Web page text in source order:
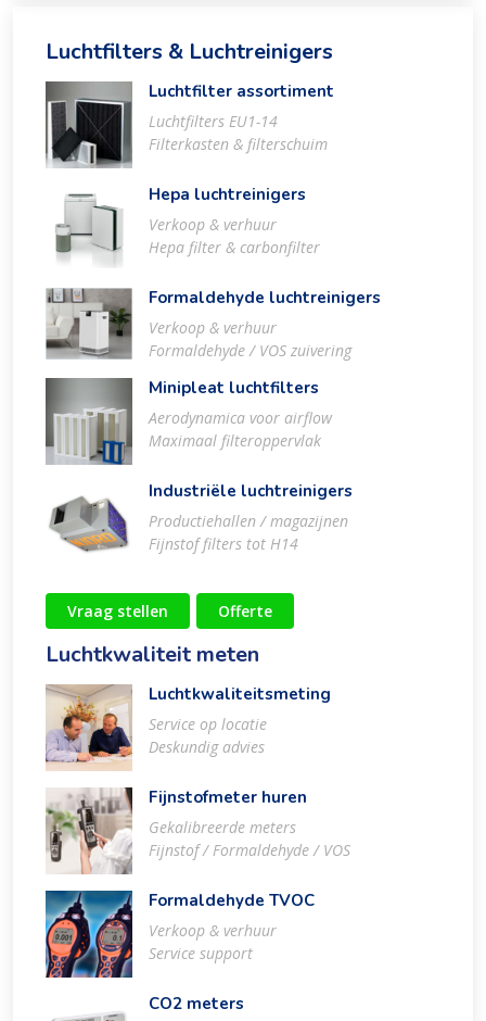
Luchtfilters & Luchtreinigers
Luchtfilter assortiment
Luchtfilters EU1-14
Filterkasten & filterschuim
Hepa luchtreinigers
Verkoop & verhuur
Hepa filter & carbonfilter
Formaldehyde luchtreinigers
Verkoop & verhuur
Formaldehyde / VOS zuivering
Minipleat luchtfilters
Aerodynamica voor airflow
Maximaal filteroppervlak
Industriële luchtreinigers
Productiehallen / magazijnen
Fijnstof filters tot H14
Vraag stellen Offerte
Luchtkwaliteit meten
Luchtkwaliteitsmeting
Service op locatie
Deskundig advies
Fijnstofmeter huren
Gekalibreerde meters
Fijnstof / Formaldehyde / VOS
Formaldehyde TVOC
Verkoop & verhuur
Service support
CO2 meters